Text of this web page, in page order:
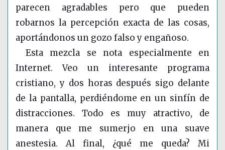
parecen agradables pero que pueden
robarnos la percepción exacta de las cosas,
aportándonos un gozo falso y engañoso.
Esta mezcla se nota especialmente en
Internet. Veo un interesante programa
cristiano, y dos horas después sigo delante
de la pantalla, perdiéndome en un sinfín de
distracciones. Todo es muy atractivo, de
manera que me sumerjo en una suave
anestesia. Al final, ¿qué me queda? Mi